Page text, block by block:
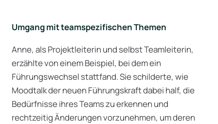
Umgang mit teamspezifischen Themen
Anne, als Projektleiterin und selbst Teamleiterin,
erzählte von einem Beispiel, bei dem ein
Führungswechsel stattfand. Sie schilderte, wie
Moodtalk der neuen Führungskraft dabei half, die
Bedürfnisse ihres Teams zu erkennen und
rechtzeitig Änderungen vorzunehmen, um deren